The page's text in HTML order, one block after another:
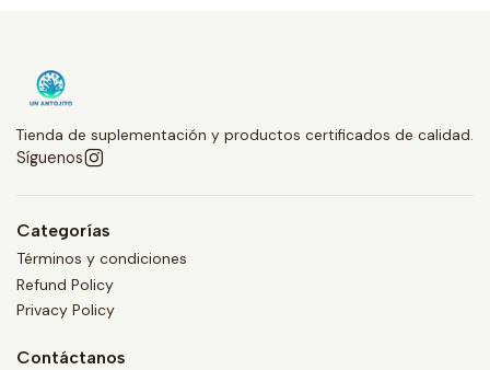
Tienda de suplementación y productos certificados de calidad.
Síguenos
Categorías
Términos y condiciones
Refund Policy
Privacy Policy
Contáctanos